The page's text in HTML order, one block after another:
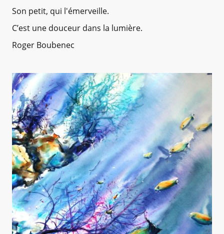
Son petit, qui l'émerveille.
C’est une douceur dans la lumière.
Roger Boubenec